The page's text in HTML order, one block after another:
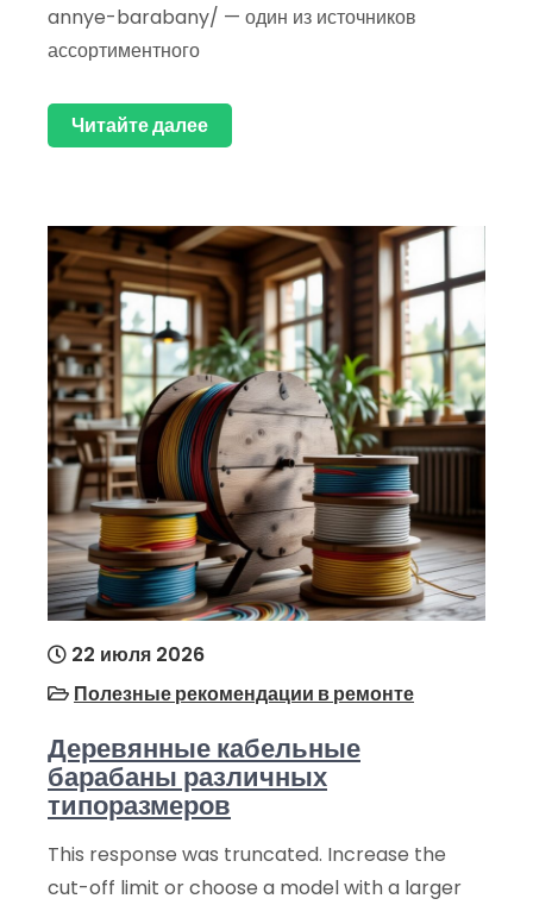
annye-barabany/ — один из источников
ассортиментного
Читайте далее
22 июля 2026
Полезные рекомендации в ремонте
Деревянные кабельные
барабаны различных
типоразмеров
This response was truncated. Increase the
cut-off limit or choose a model with a larger